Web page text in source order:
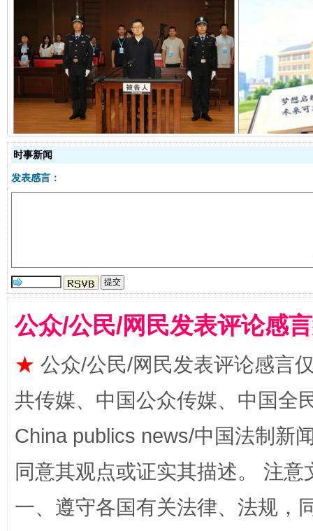
受贿1.44亿！段成刚被判无期 从幼
阿坝州三大球赛在茂县开幕 规模
时事新闻
发表感言：
公众/公民/网民发表评论感
★ 公众/公民/网民发表评论感言
共传媒、中国公众传媒、中国全
China publics news/中国法制新
同意其观点或证实其描述。 注
一、遵守各国有关法律、法规，